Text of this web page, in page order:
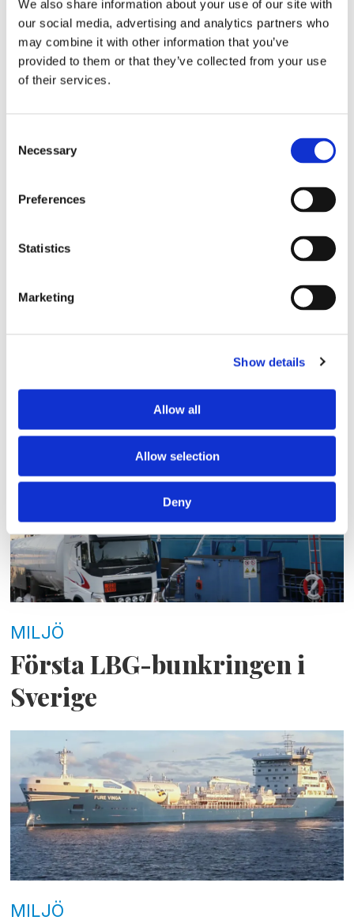
We also share information about your use of our site with
our social media, advertising and analytics partners who
may combine it with other information that you’ve
provided to them or that they’ve collected from your use
of their services.
Selection
Necessary
Preferences
Statistics
Marketing
Show details
Allow all
Allow selection
Deny
Ska segla på död fisk
LBG-bunkring vid ny
MILJÖ
Första LBG-bunkringen i
Sverige
MILJÖ